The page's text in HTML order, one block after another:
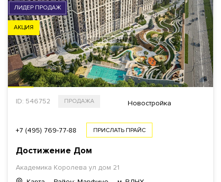
ЛИДЕР ПРОДАЖ
АКЦИЯ
ID: 546752 ПРОДАЖА Новостройка
+7 (495) 769-77-88 ПРИСЛАТЬ ПРАЙС
Достижение Дом
Академика Королева ул дом 21